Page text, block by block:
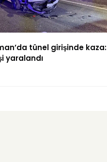
tünel girişinde kaza:
yaralandı